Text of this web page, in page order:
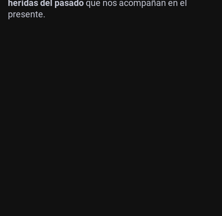
heridas del pasadoque nos acompañan en el
presente.